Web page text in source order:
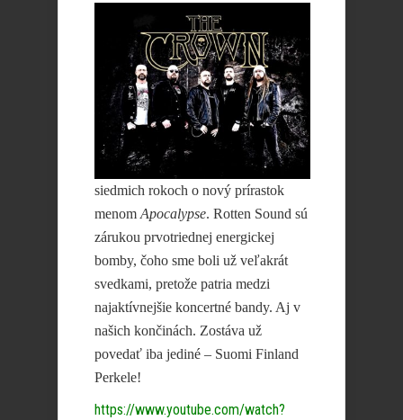
siedmich rokoch o nový prírastok
menom Apocalypse. Rotten Sound sú
zárukou prvotriednej energickej
bomby, čoho sme boli už veľakrát
svedkami, pretože patria medzi
najaktívnejšie koncertné bandy. Aj v
našich končinách. Zostáva už
povedať iba jediné – Suomi Finland
Perkele!
https://www.youtube.com/watch?